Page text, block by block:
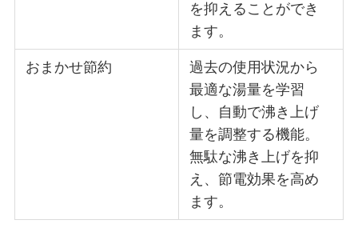
を抑えることができ
ます。
おまかせ節約
過去の使用状況から
最適な湯量を学習
し、自動で沸き上げ
量を調整する機能。
無駄な沸き上げを抑
え、節電効果を高め
ます。